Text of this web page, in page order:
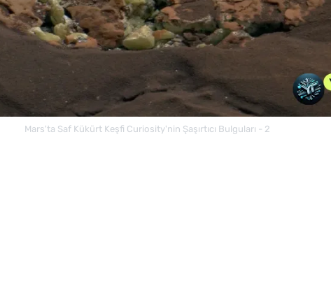
Mars'ta Saf Kükürt Keşfi Curiosity'nin Şaşırtıcı Bulguları - 2